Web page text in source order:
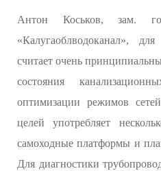
Антон Коськов, зам.
«Калугаоблводоканал»,
считает очень
состояния
оптимизации режимов
целей употребляет
самоходные платформы и
Для диагностики